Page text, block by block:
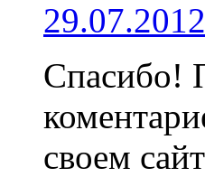
Спасибо!
своем